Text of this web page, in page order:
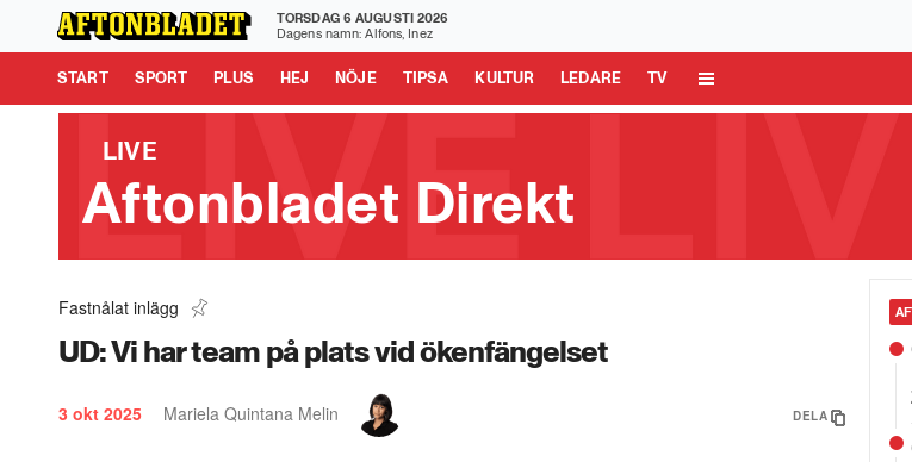
TORSDAG 6 AUGUSTI 2026
Dagens namn: Alfons, Inez
START SPORT PLUS HEJ NÖJE TIPSA KULTUR LEDARE TV
Aftonbladet är en del av Schibsted Media.Schibsted News Media AB är ansvarig för dina data på denna webbplats.
Tipsa oss
LIVE
Aftonbladet Direkt
Uppgifter: Jakt på gärningsman – på samma ö
0:33
Fastnålat inlägg
UD: Vi har team på plats vid ökenfängelset
3 okt 2025 Mariela Quintana Melin DELA